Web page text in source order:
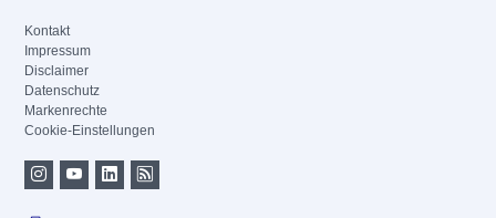
Kontakt
Impressum
Disclaimer
Datenschutz
Markenrechte
Cookie-Einstellungen